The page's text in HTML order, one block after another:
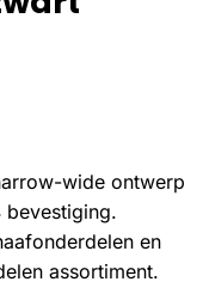
wide ontwerp
bevestiging.
en
assortiment.